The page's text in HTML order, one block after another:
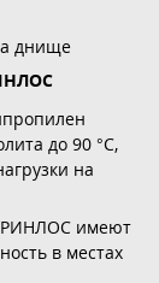
днище
до 90 °С,
на
имеют
в местах